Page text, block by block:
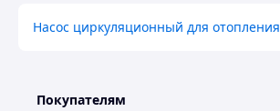
Насос циркуляционный для отопления
Покупателям